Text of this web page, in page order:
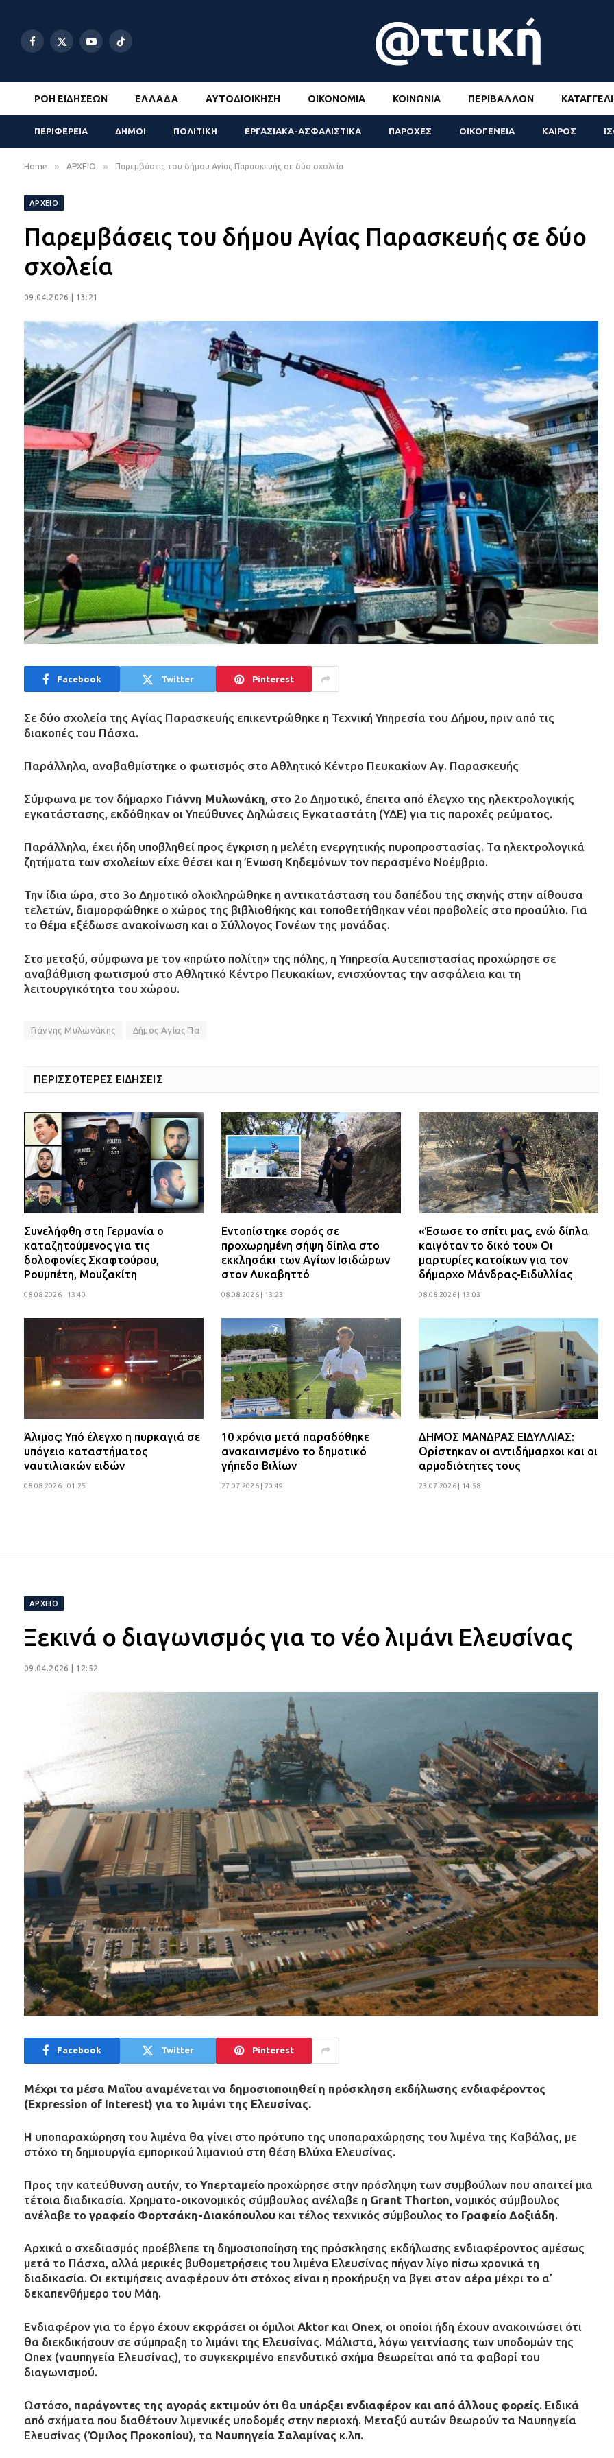
Facebook
X
YouTubeTikTok
ΡΟΉ ΕΙΔΉΣΕΩΝ ΕΛΛΆΔΑ ΑΥΤΟΔΙΟΊΚΗΣΗ ΟΙΚΟΝΟΜΊΑ ΚΟΙΝΩΝΊΑ ΠΕΡΙΒΆΛΛΟΝ
ΠΕΡΙΦΕΡΕΙΑ ΔΗΜΟΙ ΠΟΛΙΤΙΚΗ ΕΡΓΑΣΙΑΚΑ-ΑΣΦΑΛΙΣΤΙΚΑ ΠΑΡΟΧΕΣ ΟΙΚΟΓΕΝΕΙΑ ΚΑΙΡΟΣ
Home » ΑΡΧΕΙΟ » Παρεμβάσεις του δήμου Αγίας Παρασκευής σε δύο σχολεία
ΑΡΧΕΙΟ
Παρεμβάσεις του δήμου Αγίας Παρασκευής σε δύο
σχολεία
09.04.2026 | 13:21
Facebook Twitter Pinterest
Σε δύο σχολεία της Αγίας Παρασκευής επικεντρώθηκε η Τεχνική Υπηρεσία του Δήμου, πριν από τις
διακοπές του Πάσχα.
Παράλληλα, αναβαθμίστηκε ο φωτισμός στο Αθλητικό Κέντρο Πευκακίων Αγ. Παρασκευής
Σύμφωνα με τον δήμαρχο Γιάννη Μυλωνάκη, στο 2ο Δημοτικό, έπειτα από έλεγχο της ηλεκτρολογικής
εγκατάστασης, εκδόθηκαν οι Υπεύθυνες Δηλώσεις Εγκαταστάτη (ΥΔΕ) για τις παροχές ρεύματος.
Παράλληλα, έχει ήδη υποβληθεί προς έγκριση η μελέτη ενεργητικής πυροπροστασίας. Τα ηλεκτρολογικά
ζητήματα των σχολείων είχε θέσει και η Ένωση Κηδεμόνων τον περασμένο Νοέμβριο.
Την ίδια ώρα, στο 3ο Δημοτικό ολοκληρώθηκε η αντικατάσταση του δαπέδου της σκηνής στην αίθουσα
τελετών, διαμορφώθηκε ο χώρος της βιβλιοθήκης και τοποθετήθηκαν νέοι προβολείς στο προαύλιο. Για
το θέμα εξέδωσε ανακοίνωση και ο Σύλλογος Γονέων της μονάδας.
Στο μεταξύ, σύμφωνα με τον «πρώτο πολίτη» της πόλης, η Υπηρεσία Αυτεπιστασίας προχώρησε σε
αναβάθμιση φωτισμού στο Αθλητικό Κέντρο Πευκακίων, ενισχύοντας την ασφάλεια και τη
λειτουργικότητα του χώρου.
Γιάννης Μυλωνάκης Δήμος Αγίας Πα
ΠΕΡΙΣΣΟΤΕΡΕΣ ΕΙΔΗΣΕΙΣ
Συνελήφθη στη Γερμανία ο
καταζητούμενος για τις
δολοφονίες Σκαφτούρου,
Ρουμπέτη, Μουζακίτη
08.08.2026 | 13:40
Εντοπίστηκε σορός σε
προχωρημένη σήψη δίπλα στο
εκκλησάκι των Αγίων Ισιδώρων
στον Λυκαβηττό
08.08.2026 | 13:23
«Έσωσε το σπίτι μας, ενώ δίπλα
καιγόταν το δικό του» Οι
μαρτυρίες κατοίκων για τον
δήμαρχο Μάνδρας-Ειδυλλίας
08.08.2026 | 13:03
Άλιμος: Υπό έλεγχο η πυρκαγιά σε
υπόγειο καταστήματος
ναυτιλιακών ειδών
08.08.2026 | 01:25
10 χρόνια μετά παραδόθηκε
ανακαινισμένο το δημοτικό
γήπεδο Βιλίων
27.07.2026 | 20:49
ΔΗΜΟΣ ΜΑΝΔΡΑΣ ΕΙΔΥΛΛΙΑΣ:
Ορίστηκαν οι αντιδήμαρχοι και οι
αρμοδιότητες τους
23.07.2026 | 14:58
ΑΡΧΕΙΟ
Ξεκινά ο διαγωνισμός για το νέο λιμάνι Ελευσίνας
09.04.2026 | 12:52
Facebook Twitter Pinterest
Μέχρι τα μέσα Μαΐου αναμένεται να δημοσιοποιηθεί η πρόσκληση εκδήλωσης ενδιαφέροντος
(Expression of Interest) για το λιμάνι της Ελευσίνας.
Η υποπαραχώρηση του λιμένα θα γίνει στο πρότυπο της υποπαραχώρησης του λιμένα της Καβάλας, με
στόχο τη δημιουργία εμπορικού λιμανιού στη θέση Βλύχα Ελευσίνας.
Προς την κατεύθυνση αυτήν, το Υπερταμείο προχώρησε στην πρόσληψη των συμβούλων που απαιτεί μια
τέτοια διαδικασία. Χρηματο-οικονομικός σύμβουλος ανέλαβε η Grant Thorton, νομικός σύμβουλος
ανέλαβε το γραφείο Φορτσάκη-Διακόπουλου και τέλος τεχνικός σύμβουλος το Γραφείο Δοξιάδη.
Αρχικά ο σχεδιασμός προέβλεπε τη δημοσιοποίηση της πρόσκλησης εκδήλωσης ενδιαφέροντος αμέσως
μετά το Πάσχα, αλλά μερικές βυθομετρήσεις του λιμένα Ελευσίνας πήγαν λίγο πίσω χρονικά τη
διαδικασία. Οι εκτιμήσεις αναφέρουν ότι στόχος είναι η προκήρυξη να βγει στον αέρα μέχρι το α’
δεκαπενθήμερο του Μάη.
Ενδιαφέρον για το έργο έχουν εκφράσει οι όμιλοι Aktor και Onex , οι οποίοι ήδη έχουν ανακοινώσει ότι
θα διεκδικήσουν σε σύμπραξη το λιμάνι της Ελευσίνας. Μάλιστα, λόγω γειτνίασης των υποδομών της
Onex (ναυπηγεία Ελευσίνας), το συγκεκριμένο επενδυτικό σχήμα θεωρείται από τα φαβορί του
διαγωνισμού.
Ωστόσο, παράγοντες της αγοράς εκτιμούν ότι θα υπάρξει ενδιαφέρον και από άλλους φορείς. Ειδικά
από σχήματα που διαθέτουν λιμενικές υποδομές στην περιοχή. Μεταξύ αυτών θεωρούν τα Ναυπηγεία
Ελευσίνας (Όμιλος Προκοπίου) , τα Ναυπηγεία Σαλαμίνας κ.λπ.